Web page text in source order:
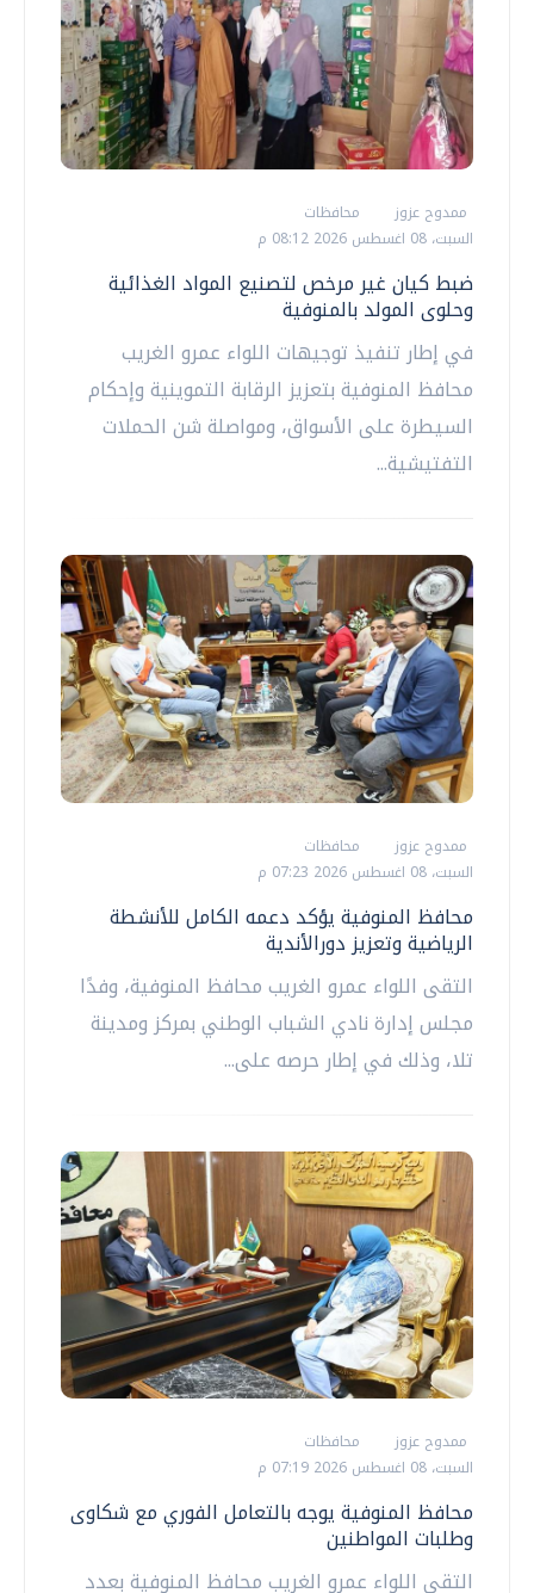
ممدوح عزوز
محافظات
السبت، 08 اغسطس 2026 08:12 م
ضبط كيان غير مرخص لتصنيع المواد الغذائية
وحلوى المولد بالمنوفية
في إطار تنفيذ توجيهات اللواء عمرو الغريب
محافظ المنوفية بتعزيز الرقابة التموينية وإحكام
السيطرة على الأسواق، ومواصلة شن الحملات
التفتيشية...
ممدوح عزوز
محافظات
السبت، 08 اغسطس 2026 07:23 م
محافظ المنوفية يؤكد دعمه الكامل للأنشطة
الرياضية وتعزيز دورالأندية
التقى اللواء عمرو الغريب محافظ المنوفية، وفدًا
مجلس إدارة نادي الشباب الوطني بمركز ومدينة
تلا، وذلك في إطار حرصه على...
ممدوح عزوز
محافظات
السبت، 08 اغسطس 2026 07:19 م
محافظ المنوفية يوجه بالتعامل الفوري مع شكاوى
وطلبات المواطنين
التقى اللواء عمرو الغريب محافظ المنوفية بعدد